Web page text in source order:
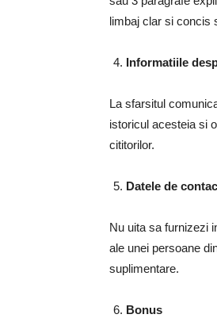
limbaj clar si concis
Informatiile
La sfarsitul
istoricul acesteia si
cititorilor.
Datele de
Nu uita sa furnizezi
ale unei persoane
suplimentare.
Bonus